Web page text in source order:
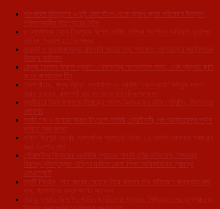
আগরতলা বিমানবন্দর ও দুই রেলস্টেশন থেকে অ্যাপ-ক্যাব পরিষেবার উদ্যোগ,
পরিবহনমন্ত্রীর উচ্চপর্যায়ের বৈঠক
৫ সেপ্টেম্বর থেকে ত্রিপুরায় বিশেষ ভোটার তালিকা সংশোধন অভিযান, চূড়ান্ত
তালিকা প্রকাশ ২৩ ডিসেম্বর
যানজট ও জবরদখলমুক্ত রাজধানী গড়তে কড়া পদক্ষেপ, আগরতলায় পুর নিগমের
উচ্ছেদ অভিযান
রেনুকা চাকমার অকাল প্রয়াণে শোকস্তব্ধ সাংস্কৃতিক অঙ্গন, শেষ শ্রদ্ধায় জুনি
রং ঢং কালচারাল টিম
‘দেশ বাঁচাও, মানুষ বাঁচাও’ স্লোগানে ১০ আগস্ট ‘জেল ভরো’ কর্মসূচি সফল
করার আহ্বান, বামপন্থী চার সংগঠনের সাংবাদিক সম্মেলন
স্বাধীনতা দিবস উপলক্ষে সিমান্তে পুলিশ-বিএসএফের যৌথ পেট্রলিং, নিরাপত্তা
জোরদার
গবাদি পশু ও বানরের অবাধ উৎপাতে অতিষ্ঠ খোয়াইবাসী, পশু আশ্রয়কেন্দ্র গড়ার
দাবিতে সরব জনতা
দক্ষিণ ত্রিপুরা জেলায় প্রশাসনিক প্রস্তুতি বৈঠক: ১২ আগস্ট আসছেন পঞ্চায়েত
মন্ত্রী কিশোর বর্মণ
গৌরাঙ্গটিলা বিদ্যালয়ে এলপিজি গ্যাসের পাসবই চুরির অভিযোগ, শিক্ষকের
বিরুদ্ধে দৃষ্টান্তমূলক শাস্তির দাবিতে জেলা শিক্ষা আধিকারিকের দ্বারস্থ
এসএফআই
স্বামী নিখোঁজ, সাত বছরের মেয়েকে নিয়ে অসহায় দিন কাটাচ্ছেন কলাছড়ার রুমা
দাস, প্রশাসনের হস্তক্ষেপের আবেদন
থাইবুং বাজারে বিজেপির প্রতিবাদ মিছিল ও পথসভা, সিপিআইএমের অপপ্রচারের